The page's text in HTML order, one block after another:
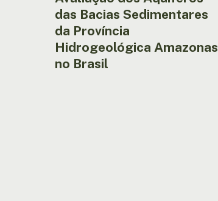
das Bacias Sedimentares
da Província
Hidrogeológica Amazonas
no Brasil